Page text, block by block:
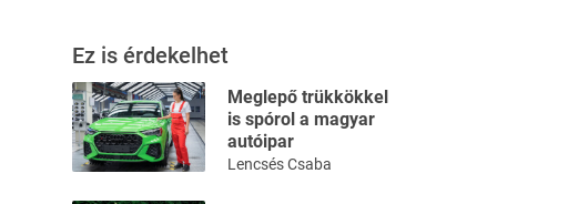
Ez is érdekelhet
Meglepő trükkökkel
is spórol a magyar
autóipar
Lencsés Csaba